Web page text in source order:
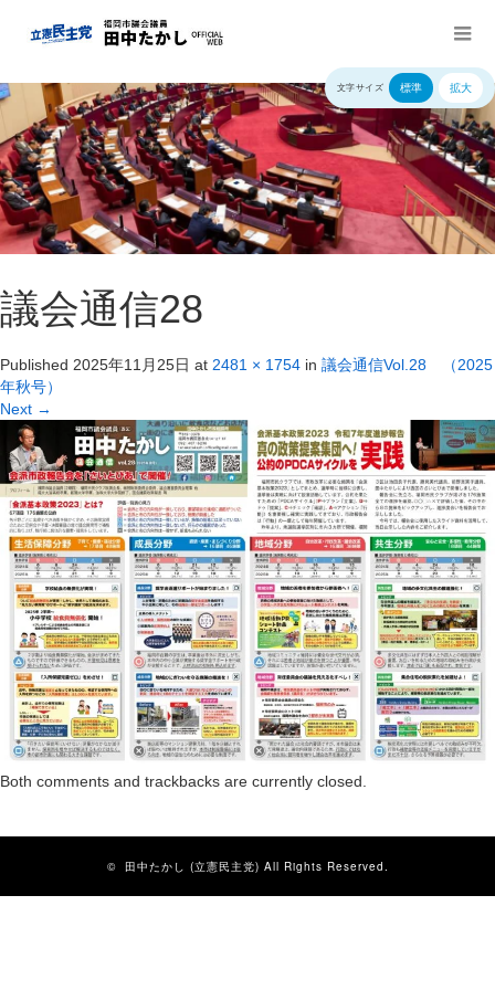
文字サイズ 標準 拡大
議会通信28
Published 2025年11月25日 at 2481 × 1754 in 議会通信Vol.28 （2025
年秋号）
Next →
Both comments and trackbacks are currently closed.
© 田中たかし (立憲民主党) All Rights Reserved.